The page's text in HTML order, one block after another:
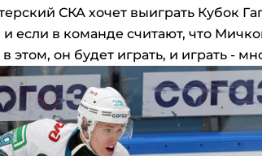
СКА хочет выиграть Кубок
если в команде считают, что
этом, он будет играть, и играть -